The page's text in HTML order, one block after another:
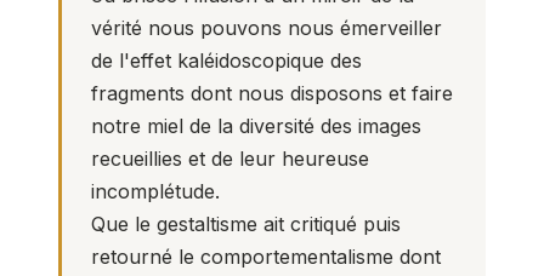
vérité nous pouvons nous émerveiller
de l'effet kaléidoscopique des
fragments dont nous disposons et faire
notre miel de la diversité des images
recueillies et de leur heureuse
incomplétude.
Que le gestaltisme ait critiqué puis
retourné le comportementalisme dont